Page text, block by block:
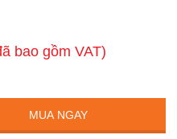
bao gồm VAT)
MUA NGAY